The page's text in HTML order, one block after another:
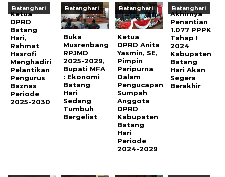
Batanghari
Ketua
DPRD
Batang
Hari,
Rahmat
Hasrofi
Menghadiri
Pelantikan
Pengurus
Baznas
Periode
2025-2030
Batanghari
Buka
Musrenbang
RPJMD
2025-2029,
Bupati MFA
: Ekonomi
Batang
Hari
Sedang
Tumbuh
Bergeliat
Batanghari
Ketua
DPRD Anita
Yasmin, SE,
Pimpin
Paripurna
Dalam
Pengucapan
Sumpah
Anggota
DPRD
Kabupaten
Batang
Hari
Periode
2024-2029
Batanghari
Akhirnya
Penantian
1.077 PPPK
Tahap I
2024
Kabupaten
Batang
Hari Akan
Segera
Berakhir